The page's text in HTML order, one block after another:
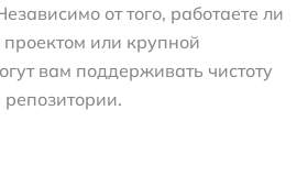
от того, работаете ли
или крупной
вам поддерживать чистоту